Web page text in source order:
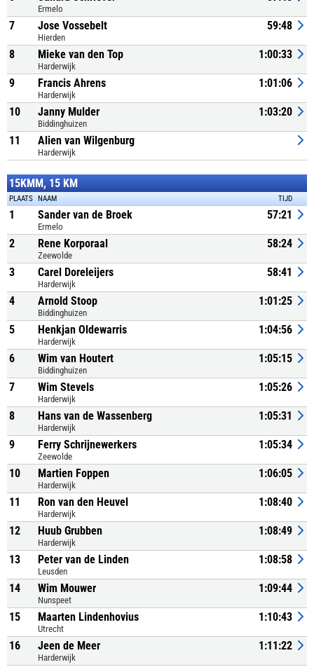
Ermelo
7 Jose Vossebelt
Hierden
59:48
8 Mieke van den Top
Harderwijk
1:00:33
9 Francis Ahrens
Harderwijk
1:01:06
10 Janny Mulder
Biddinghuizen
1:03:20
11 Alien van Wilgenburg
Harderwijk
15KMM, 15 KM
PLAATS NAAM TIJD
1 Sander van de Broek
Ermelo
57:21
2 Rene Korporaal
Zeewolde
58:24
3 Carel Doreleijers
Harderwijk
58:41
4 Arnold Stoop
Biddinghuizen
1:01:25
5 Henkjan Oldewarris
Harderwijk
1:04:56
6 Wim van Houtert
Biddinghuizen
1:05:15
7 Wim Stevels
Harderwijk
1:05:26
8 Hans van de Wassenberg
Harderwijk
1:05:31
9 Ferry Schrijnewerkers
Zeewolde
1:05:34
10 Martien Foppen
Harderwijk
1:06:05
11 Ron van den Heuvel
Harderwijk
1:08:40
12 Huub Grubben
Harderwijk
1:08:49
13 Peter van de Linden
Leusden
1:08:58
14 Wim Mouwer
Nunspeet
1:09:44
15 Maarten Lindenhovius
Utrecht
1:10:43
16 Jeen de Meer
Harderwijk
1:11:22